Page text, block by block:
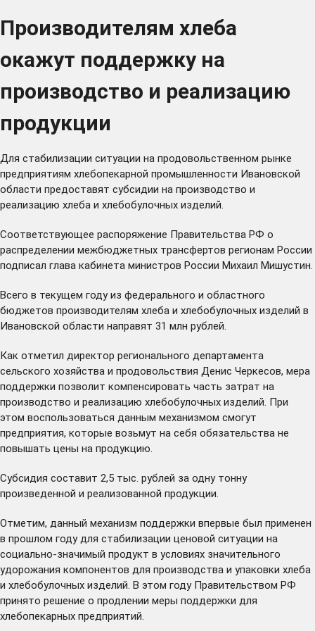
Производителям хлеба
окажут поддержку на
производство и реализацию
продукции
Для стабилизации ситуации на продовольственном рынке
предприятиям хлебопекарной промышленности Ивановской
области предоставят субсидии на производство и
реализацию хлеба и хлебобулочных изделий.
Соответствующее распоряжение Правительства РФ о
распределении межбюджетных трансфертов регионам России
подписал глава кабинета министров России Михаил Мишустин.
Всего в текущем году из федерального и областного
бюджетов производителям хлеба и хлебобулочных изделий в
Ивановской области направят 31 млн рублей.
Как отметил директор регионального департамента
сельского хозяйства и продовольствия Денис Черкесов, мера
поддержки позволит компенсировать часть затрат на
производство и реализацию хлебобулочных изделий. При
этом воспользоваться данным механизмом смогут
предприятия, которые возьмут на себя обязательства не
повышать цены на продукцию.
Субсидия составит 2,5 тыс. рублей за одну тонну
произведенной и реализованной продукции.
Отметим, данный механизм поддержки впервые был применен
в прошлом году для стабилизации ценовой ситуации на
социально-значимый продукт в условиях значительного
удорожания компонентов для производства и упаковки хлеба
и хлебобулочных изделий. В этом году Правительством РФ
принято решение о продлении меры поддержки для
хлебопекарных предприятий.